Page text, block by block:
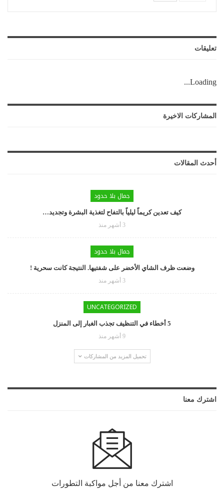
تعليقات
Loading...
المشاركات الاخيرة
أحدث المقالات
جمال بلا حدود
كيف تعدين كريماً ليلياً بالتفاح لتغذية البشرة وتجديد…
3 أشهر منذ
جمال بلا حدود
وضعت ظرف الشاي الأخضر على شفتيها. النتيجة كانت سحرية !
3 أشهر منذ
UNCATEGORIZED
5 أخطاء في التنظيف تجذب الغبار إلى المنزل
9 أشهر منذ
تحميل المزيد من المشاركات
اشترك معنا
اشترك معنا من أجل مواكبة التطورات